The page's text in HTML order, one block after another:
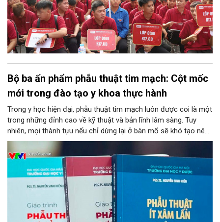
Bộ ba ấn phẩm phẫu thuật tim mạch: Cột mốc
mới trong đào tạo y khoa thực hành
Trong y học hiện đại, phẫu thuật tim mạch luôn được coi là một
trong những đỉnh cao về kỹ thuật và bản lĩnh lâm sàng. Tuy
nhiên, mọi thành tựu nếu chỉ dừng lại ở bàn mổ sẽ khó tạo nên
tính bền vững cho nền y tế chung. Chuyển hóa những kinh
nghiệm từ thực tiễn thành nguồn tri thức học thuật bài bản,
chuẩn hóa chính là chìa khóa then chốt để đào tạo thế hệ kế
thừa. Mới đây, bước tiến ấy đã được cụ thể hóa bằng sự ra mắt
của bộ ba ấn phẩm y học chuyên ngành do PGS.TS. Nguyễn
Sinh Hiền – Giám đốc Bệnh viện Tim Hà Nội chủ biên, đánh dấu
một cột mốc quan trọng trong công tác nghiên cứu, đào tạo và
chuyển giao công nghệ phẫu thuật tim tại Việt Nam.